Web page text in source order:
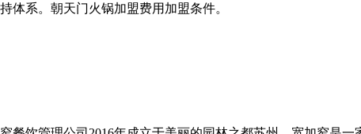
体系。朝天门火锅加盟费用加盟条件。